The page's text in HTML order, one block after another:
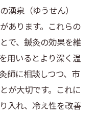
湧泉（ゆうせん）
あります。これらの
で、鍼灸の効果を維
用いるとより深く温
師に相談しつつ、市
が大切です。これに
入れ、冷え性を改善